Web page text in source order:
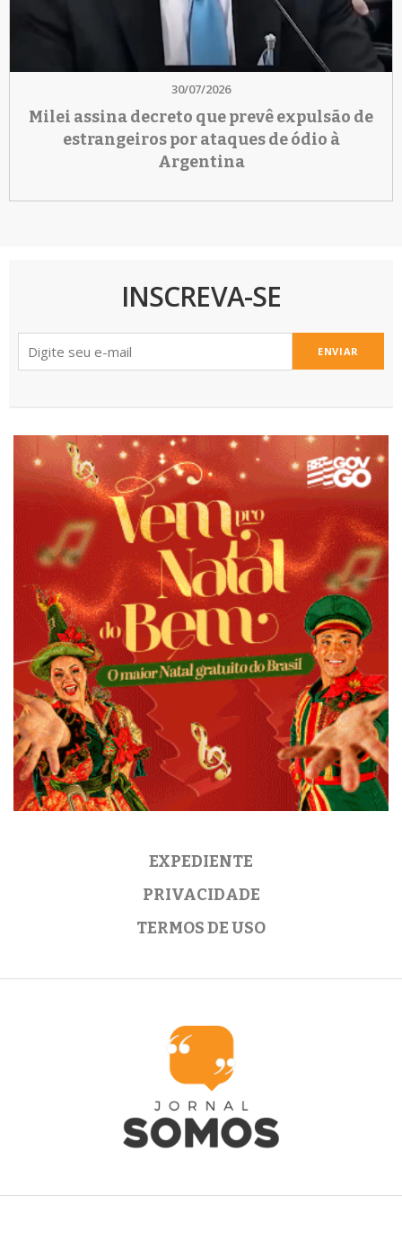
30/07/2026
Milei assina decreto que prevê expulsão de
estrangeiros por ataques de ódio à
Argentina
INSCREVA-SE
ENVIAR
EXPEDIENTE
PRIVACIDADE
TERMOS DE USO